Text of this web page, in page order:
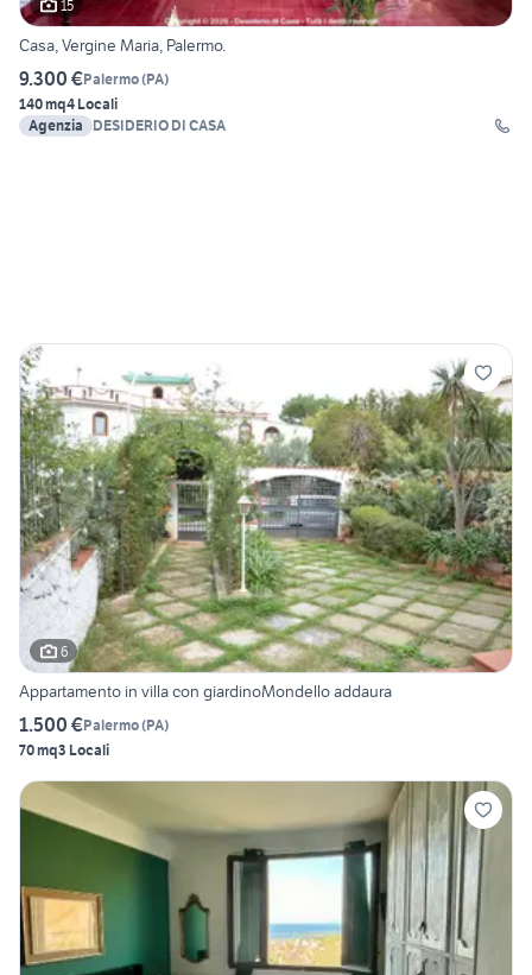
15
Casa, Vergine Maria, Palermo.
9.300 €Palermo(PA)
140 mq4 Locali
Agenzia
DESIDERIO DI CASA
6
Appartamento in villa con giardinoMondello addaura
1.500 €Palermo(PA)
70 mq3 Locali